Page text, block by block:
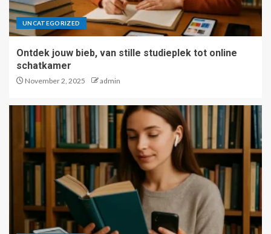
UNCATEGORIZED
Ontdek jouw bieb, van stille studieplek tot online
schatkamer
November 2, 2025 admin